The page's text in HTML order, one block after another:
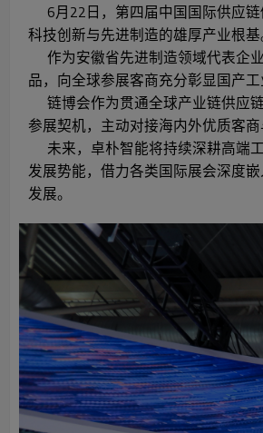
6月22日，第四届中国国际供应链
科技创新与先进制造的雄厚产业根基
作为安徽省先进制造领域代表企
品，向全球参展客商充分彰显国产
链博会作为贯通全球产业链供应
参展契机，主动对接海内外优质客
未来，卓朴智能将持续深耕高端
发展势能，借力各类国际展会深度
发展。